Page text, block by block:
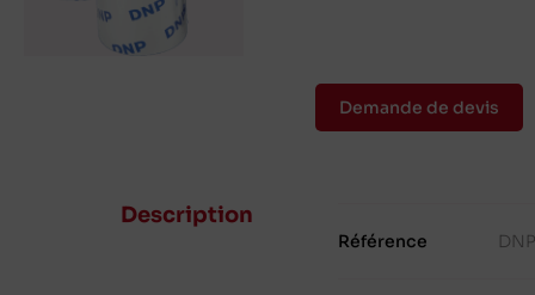
Demande de devis
Description
Référence